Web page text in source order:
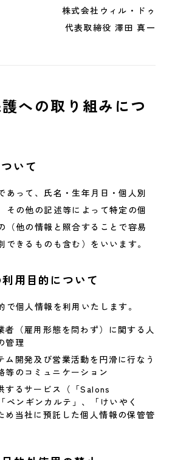
株式会社ウィル・ドゥ
代表取締役 澤田 真一
への取り組みにつ
いて
あって、氏名・生年月日・個人別
その他の記述等によって特定の個
（他の情報と照合することで容易
できるものも含む）をいいます。
用目的について
で個人情報を利用いたします。
者（雇用形態を問わず）に関する人
管理
ム開発及び営業活動を円滑に行なう
等のコミュニケーション
するサービス（「Salons
ンギンカルテ」、「けいやく
め当社に預託した個人情報の保管管